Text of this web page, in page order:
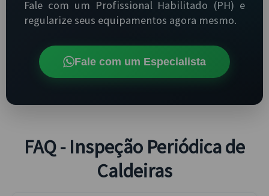
Fale com um Profissional Habilitado (PH) e
regularize seus equipamentos agora mesmo.
Fale com um Especialista
FAQ - Inspeção Periódica de
Caldeiras